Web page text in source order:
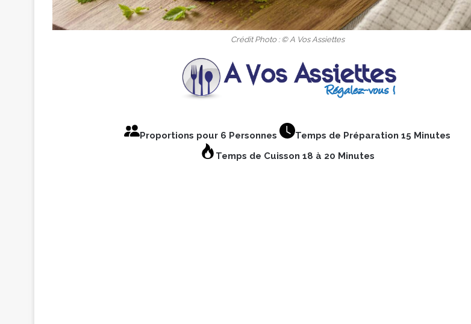
Crédit Photo : © A Vos Assiettes
Proportions pour 6 Personnes
Temps de Préparation 15 Minutes
Temps de Cuisson 18 à 20 Minutes